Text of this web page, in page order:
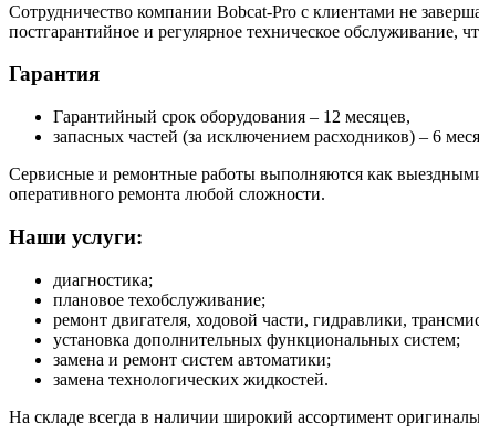
Сотрудничество компании Bobcat-Pro с клиентами не
постгарантийное и регулярное техническое обслуживание,
Гарантия
Гарантийный срок оборудования – 12 месяцев,
запасных частей (за исключением расходников) – 6
Сервисные и ремонтные работы выполняются как
оперативного ремонта любой сложности.
Наши услуги:
диагностика;
плановое техобслуживание;
ремонт двигателя, ходовой части, гидравлики,
установка дополнительных функциональных систем;
замена и ремонт систем автоматики;
замена технологических жидкостей.
На складе всегда в наличии широкий ассортимент